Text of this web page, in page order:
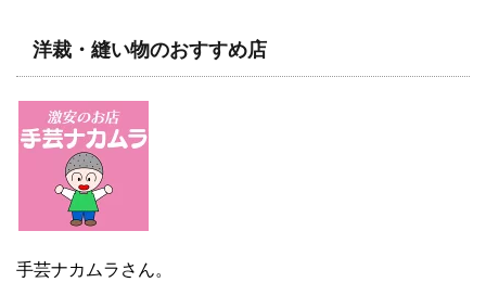
洋裁・縫い物のおすすめ店
手芸ナカムラさん。